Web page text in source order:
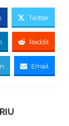
Twitter
Reddit
Email